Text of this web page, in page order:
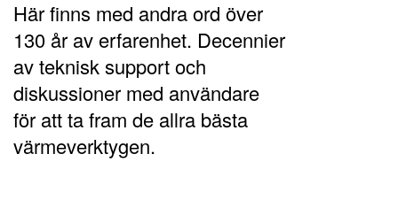
Här finns med andra ord över
130 år av erfarenhet. Decennier
av teknisk support och
diskussioner med användare
för att ta fram de allra bästa
värmeverktygen.